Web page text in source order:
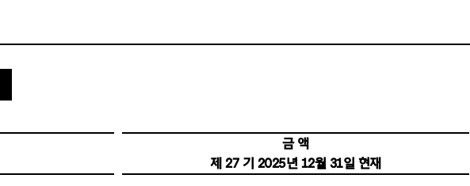
금 액
제 27 기 2025년 12월 31일 현재